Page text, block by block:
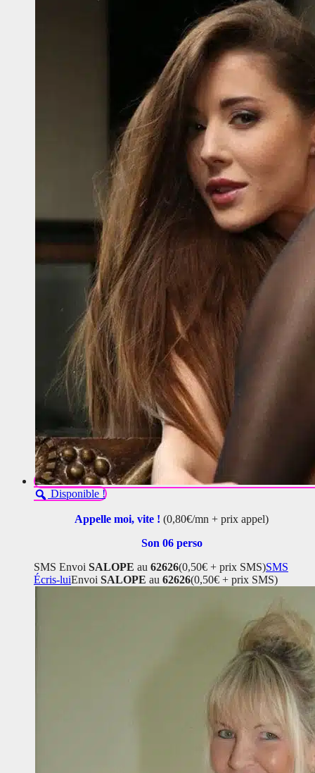
Disponible !
Appelle moi, vite ! (0,80€/mn + prix appel)
Son 06 perso
SMS Envoi SALOPE au 62626(0,50€ + prix SMS)SMS
Écris-luiEnvoi SALOPE au 62626(0,50€ + prix SMS)